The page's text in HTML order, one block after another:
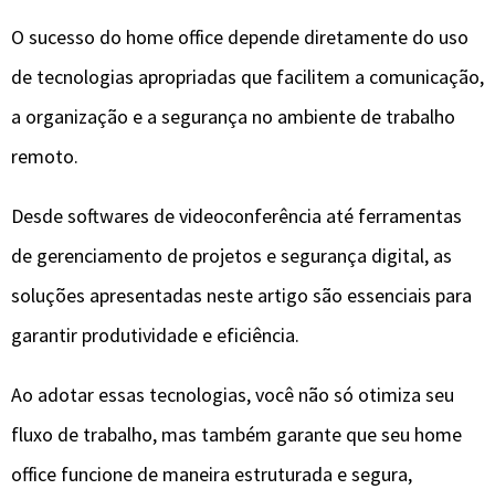
O sucesso do home office depende diretamente do uso
de tecnologias apropriadas que facilitem a comunicação,
a organização e a segurança no ambiente de trabalho
remoto.
Desde softwares de videoconferência até ferramentas
de gerenciamento de projetos e segurança digital, as
soluções apresentadas neste artigo são essenciais para
garantir produtividade e eficiência.
Ao adotar essas tecnologias, você não só otimiza seu
fluxo de trabalho, mas também garante que seu home
office funcione de maneira estruturada e segura,